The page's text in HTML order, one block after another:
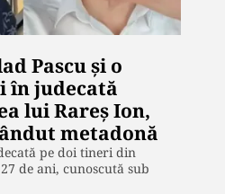
Pascu şi o
în judecată
lui Rareș Ion,
metadonă
pe doi tineri din
de ani, cunoscută sub